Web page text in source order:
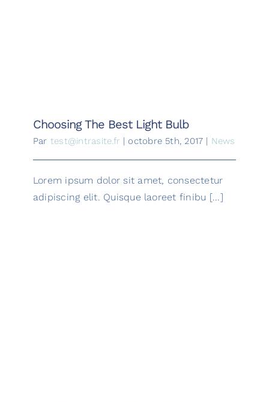
Choosing The Best Light Bulb
Par test@intrasite.fr | octobre 5th, 2017 | News
Lorem ipsum dolor sit amet, consectetur
adipiscing elit. Quisque laoreet finibu [...]